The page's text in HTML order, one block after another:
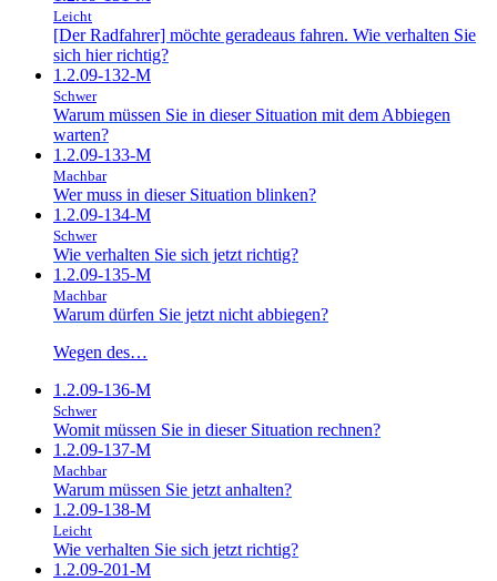
Leicht
[Der Radfahrer] möchte geradeaus fahren. Wie verhalten Sie
sich hier richtig?
1.2.09-132-M
Schwer
Warum müssen Sie in dieser Situation mit dem Abbiegen
warten?
1.2.09-133-M
Machbar
Wer muss in dieser Situation blinken?
1.2.09-134-M
Schwer
Wie verhalten Sie sich jetzt richtig?
1.2.09-135-M
Machbar
Warum dürfen Sie jetzt nicht abbiegen?
Wegen des…
1.2.09-136-M
Schwer
Womit müssen Sie in dieser Situation rechnen?
1.2.09-137-M
Machbar
Warum müssen Sie jetzt anhalten?
1.2.09-138-M
Leicht
Wie verhalten Sie sich jetzt richtig?
1.2.09-201-M